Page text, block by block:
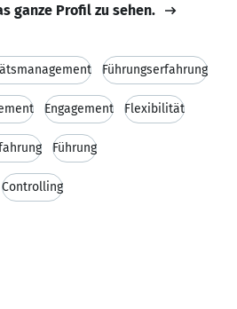
ganze Profil zu sehen.
Führungserfahrung
Engagement Flexibilität
Führung
Controlling